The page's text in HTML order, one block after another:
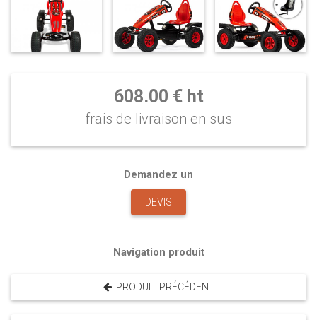
608.00 € ht
frais de livraison en sus
Demandez un
DEVIS
Navigation produit
PRODUIT PRÉCÉDENT